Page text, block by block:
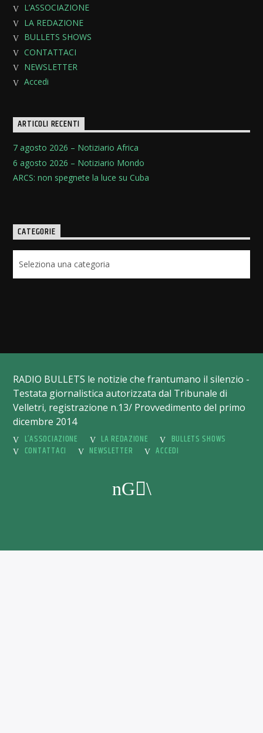
L’ASSOCIAZIONE
LA REDAZIONE
BULLETS SHOWS
CONTATTACI
NEWSLETTER
Accedi
ARTICOLI RECENTI
7 agosto 2026 – Notiziario Africa
6 agosto 2026 – Notiziario Mondo
ARCS: non spegnete la luce su Cuba
CATEGORIE
RADIO BULLETS le notizie che frantumano il silenzio -
Testata giornalistica autorizzata dal Tribunale di
Velletri, registrazione n.13/ Provvedimento del primo
dicembre 2014
L’ASSOCIAZIONE
LA REDAZIONE
BULLETS SHOWS
CONTATTACI
NEWSLETTER ACCEDI